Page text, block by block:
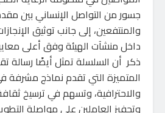
جسور من التواصل الإنساني بين
والمنتفعين، إلى جانب توثيق
داخل منشآت الهيئة وفق أعلى
ذكر أن السلسلة تمثل أيضًا رسالة
المتميزة التي تقدم نماذج مشرفة
والاحترافية، وتسهم في ترسيخ
وتحفيز العاملين على مواصلة التطوير